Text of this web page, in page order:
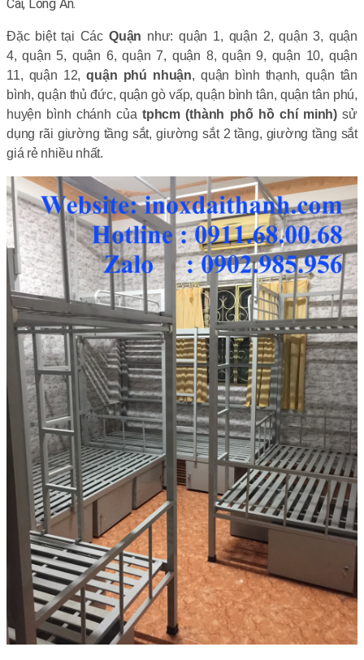
Cai, Long An.
Đặc biệt tại Các Quận như: quận 1, quận 2, quận 3, quận
4, quận 5, quận 6, quận 7, quận 8, quận 9, quận 10, quận
11, quận 12,quận phú nhuận, quận bình thạnh, quận tân
bình, quận thủ đức, quận gò vấp, quận bình tân, quận tân phú,
huyện bình chánh củatphcm (thành phố hồ chí minh) sử
dụng rãi giường tầng sắt, giường sắt 2 tầng, giường tầng sắt
giá rẻ nhiều nhất.